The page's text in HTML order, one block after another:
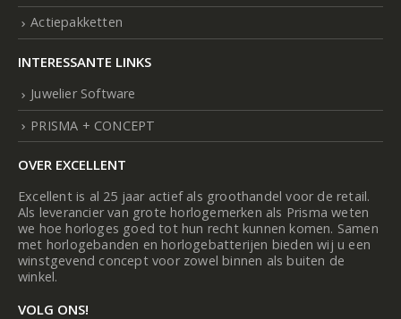
Actiepakketten
INTERESSANTE LINKS
Juwelier Software
PRISMA + CONCEPT
OVER EXCELLENT
Excellent is al 25 jaar actief als groothandel voor de retail.
Als leverancier van grote horlogemerken als Prisma weten
we hoe horloges goed tot hun recht kunnen komen. Samen
met horlogebanden en horlogebatterijen bieden wij u een
winstgevend concept voor zowel binnen als buiten de
winkel.
VOLG ONS!